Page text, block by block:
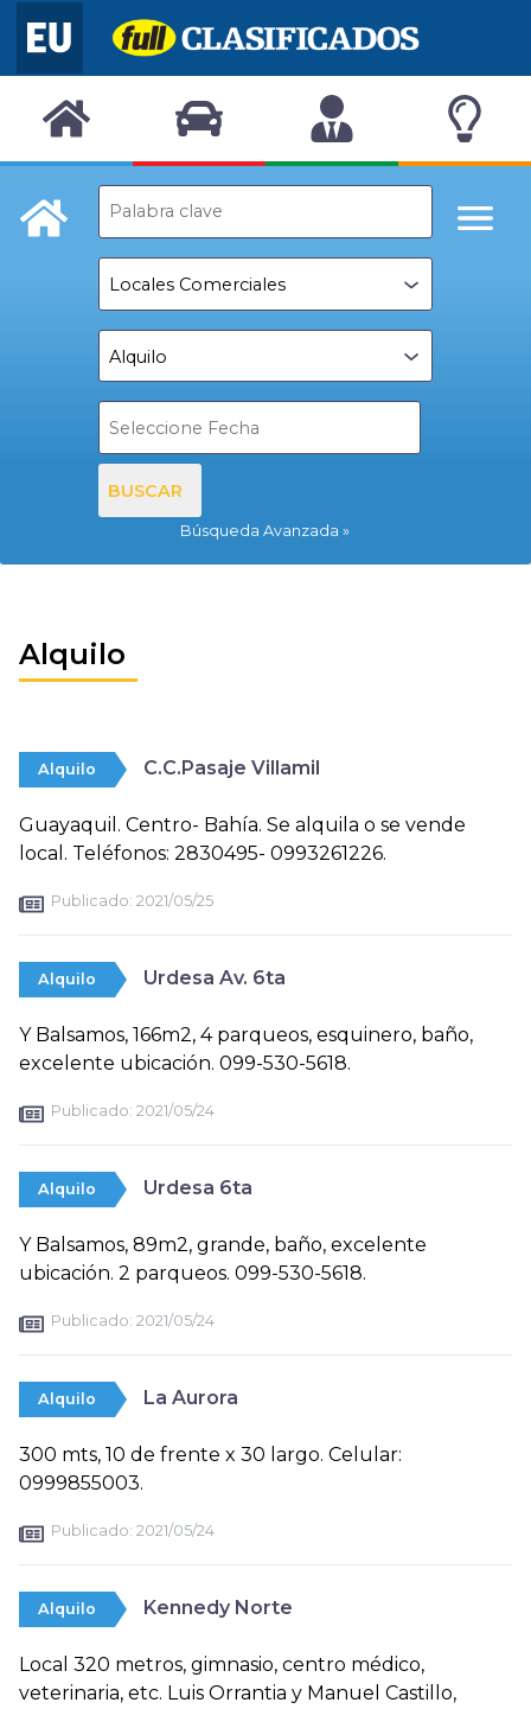
BUSCAR
Búsqueda Avanzada
Alquilo
Alquilo C.C.Pasaje Villamil
Guayaquil. Centro- Bahía. Se alquila o se vende
local. Teléfonos: 2830495- 0993261226.
Publicado: 2021/05/25
Alquilo Urdesa Av. 6ta
Y Balsamos, 166m2, 4 parqueos, esquinero, baño,
excelente ubicación. 099-530-5618.
Publicado: 2021/05/24
Alquilo Urdesa 6ta
Y Balsamos, 89m2, grande, baño, excelente
ubicación. 2 parqueos. 099-530-5618.
Publicado: 2021/05/24
Alquilo La Aurora
300 mts, 10 de frente x 30 largo. Celular:
0999855003.
Publicado: 2021/05/24
Alquilo Kennedy Norte
Local 320 metros, gimnasio, centro médico,
veterinaria, etc. Luis Orrantia y Manuel Castillo,